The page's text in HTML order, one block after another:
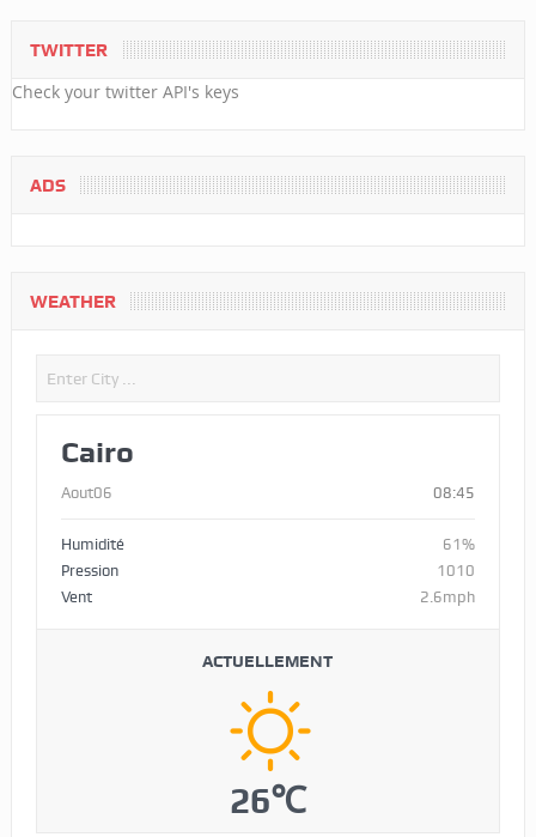
TWITTER
Check your twitter API's keys
ADS
WEATHER
Cairo
Aout06 08:45
Humidité
61%
Pression
1010
Vent
2.6mph
ACTUELLEMENT
26℃